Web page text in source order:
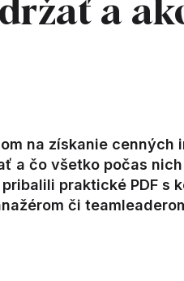
a
na získanie
a čo všetko počas
praktické PDF s
či